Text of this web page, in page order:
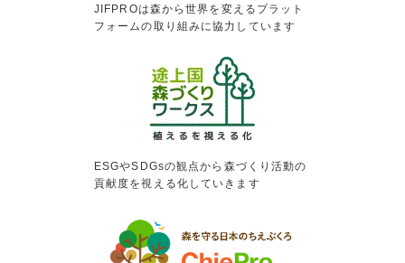
JIFPROは森から世界を変えるプラット
フォームの取り組みに協力しています
ESGやSDGsの観点から森づくり活動の
貢献度を視える化していきます